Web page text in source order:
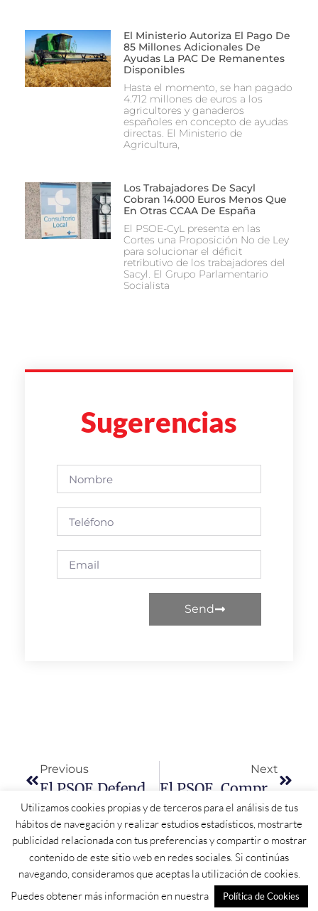
El Ministerio Autoriza El Pago De
85 Millones Adicionales De
Ayudas La PAC De Remanentes
Disponibles
Hasta el momento, se han pagado
4.712 millones de euros a los
agricultores y ganaderos
españoles en concepto de ayudas
directas. El Ministerio de
Agricultura,
Los Trabajadores De Sacyl
Cobran 14.000 Euros Menos Que
En Otras CCAA De España
El PSOE-CyL presenta en las
Cortes una Proposición No de Ley
para solucionar el déficit
retributivo de los trabajadores del
Sacyl. El Grupo Parlamentario
Socialista
Sugerencias
Send
Previous Next
El PSOE, Comprometido Con Salamanca: Reuniones De Trabajo Con Sindicatos, Colectivos Y Asociaciones
Utilizamos cookies propias y de terceros para el análisis de tus
hábitos de navegación y realizar estudios estadísticos, mostrarte
publicidad relacionada con tus preferencias y compartir o mostrar
contenido de este sitio web en redes sociales. Si continúas
navegando, consideramos que aceptas la utilización de cookies.
Puedes obtener más información en nuestra
Política de Cookies